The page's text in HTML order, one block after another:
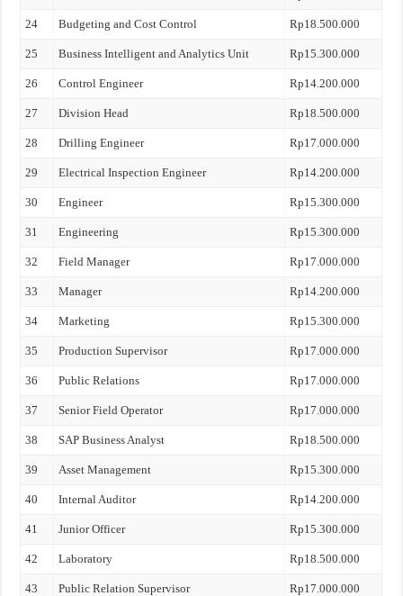
24 Budgeting and Cost Control Rp18.500.000
25 Business Intelligent and Analytics Unit Rp15.300.000
26 Control Engineer Rp14.200.000
27 Division Head Rp18.500.000
28 Drilling Engineer Rp17.000.000
29 Electrical Inspection Engineer Rp14.200.000
30 Engineer Rp15.300.000
31 Engineering Rp15.300.000
32 Field Manager Rp17.000.000
33 Manager Rp14.200.000
34 Marketing Rp15.300.000
35 Production Supervisor Rp17.000.000
36 Public Relations Rp17.000.000
37 Senior Field Operator Rp17.000.000
38 SAP Business Analyst Rp18.500.000
39 Asset Management Rp15.300.000
40 Internal Auditor Rp14.200.000
41 Junior Officer Rp15.300.000
42 Laboratory Rp18.500.000
43 Public Relation Supervisor Rp17.000.000